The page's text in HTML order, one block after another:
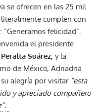
se ofrecen en las 25 mil
cumplen con
felicidad”.
el presidente
Suárez, y la
de México, Adriadna
alegría por visitar “esta
y apreciado compañero